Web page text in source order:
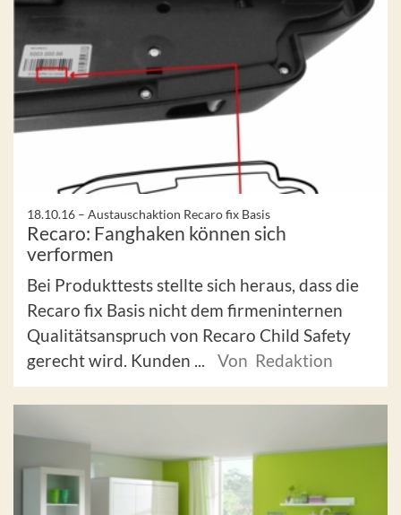
18.10.16 – Austauschaktion Recaro fix Basis
Recaro: Fanghaken können sich
verformen
Bei Produkttests stellte sich heraus, dass die
Recaro fix Basis nicht dem firmeninternen
Qualitätsanspruch von Recaro Child Safety
gerecht wird. Kunden ...
Von Redaktion